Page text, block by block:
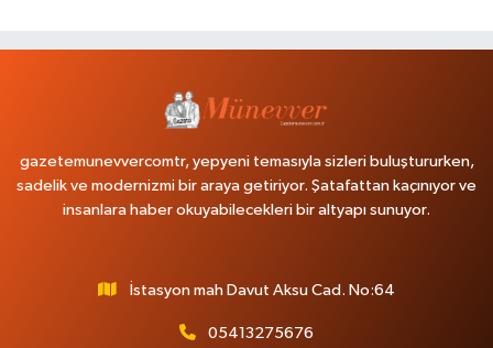
gazetemunevvercomtr, yepyeni temasıyla sizleri buluştururken,
sadelik ve modernizmi bir araya getiriyor. Şatafattan kaçınıyor ve
insanlara haber okuyabilecekleri bir altyapı sunuyor.
İstasyon mah Davut Aksu Cad. No:64
05413275676